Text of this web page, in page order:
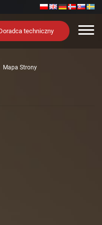
Doradca techniczny
Mapa Strony